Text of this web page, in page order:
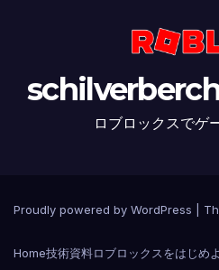
ロブロックスでゲ
Proudly powered by WordPress
Home技術資料ロブロックスをはじめ